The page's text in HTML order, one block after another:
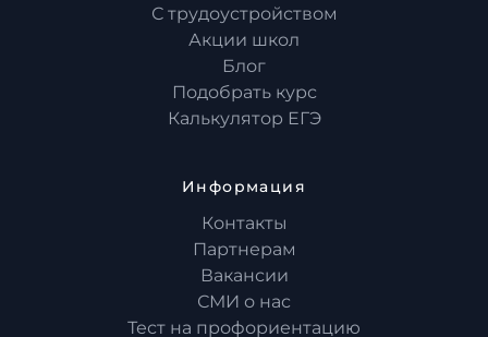
С трудоустройством
Акции школ
Блог
Подобрать курс
Калькулятор ЕГЭ
Информация
Контакты
Партнерам
Вакансии
СМИ о нас
Тест на профориентацию